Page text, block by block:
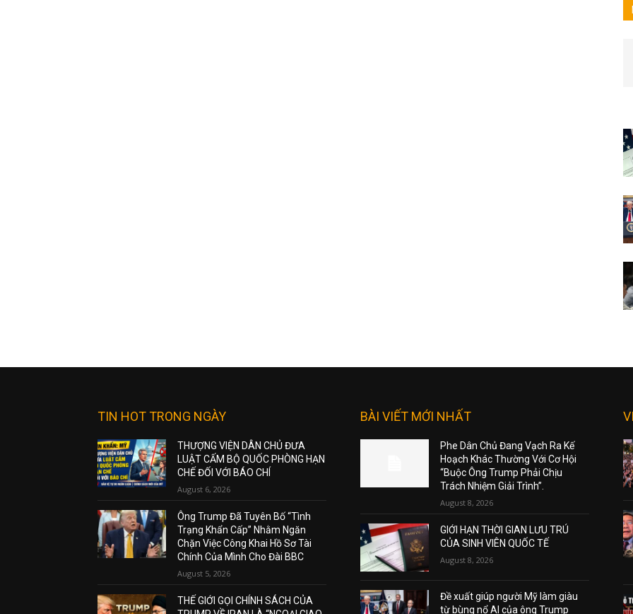
TIN HOT TRONG NGÀY
THƯỢNG VIỆN DÂN CHỦ ĐƯA
LUẬT CẤM BỘ QUỐC PHÒNG HẠN
CHẾ ĐỐI VỚI BÁO CHÍ
August 6, 2026
Ông Trump Đã Tuyên Bố “Tình
Trạng Khẩn Cấp” Nhằm Ngăn
Chặn Việc Công Khai Hồ Sơ Tài
Chính Của Mình Cho Đài BBC
August 5, 2026
THẾ GIỚI GỌI CHÍNH SÁCH CỦA
BÀI VIẾT MỚI NHẤT
Phe Dân Chủ Đang Vạch Ra Kế
Hoạch Khác Thường Với Cơ Hội
“Buộc Ông Trump Phải Chịu
Trách Nhiệm Giải Trình”.
August 8, 2026
GIỚI HẠN THỜI GIAN LƯU TRÚ
CỦA SINH VIÊN QUỐC TẾ
August 8, 2026
Đề xuất giúp người Mỹ làm giàu
từ bùng nổ AI của ông Trump